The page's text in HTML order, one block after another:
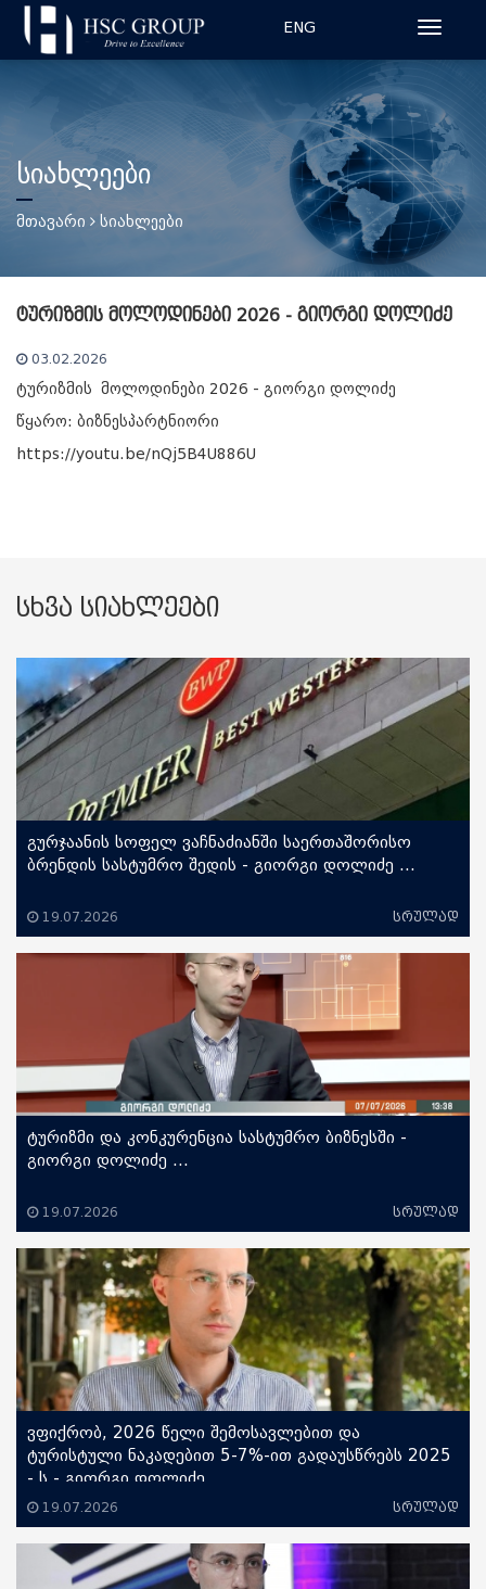
ENG
სიახლეები
მთავარი სიახლეები
ტურიზმის მოლოდინები 2026 - გიორგი დოლიძე
03.02.2026
ტურიზმის მოლოდინები 2026 - გიორგი დოლიძე
წყარო: ბიზნესპარტნიორი
https://youtu.be/nQj5B4U886U
სხვა სიახლეები
გურჯაანის სოფელ ვაჩნაძიანში საერთაშორისო
ბრენდის სასტუმრო შედის - გიორგი დოლიძე ...
19.07.2026 სრულად
ტურიზმი და კონკურენცია სასტუმრო ბიზნესში -
გიორგი დოლიძე ...
19.07.2026 სრულად
ვფიქრობ, 2026 წელი შემოსავლებით და
ტურისტული ნაკადებით 5-7%-ით გადაუსწრებს 2025
- ს - გიორგი დოლიძე ...
19.07.2026 სრულად